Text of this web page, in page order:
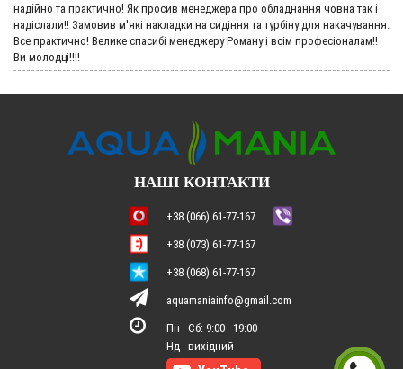
надійно та практично! Як просив менеджера про обладнання човна так і
надіслали!! Замовив м'які накладки на сидіння та турбіну для накачування.
Все практично! Велике спасибі менеджеру Роману і всім професіоналам!!
Ви молодці!!!!
НАШІ КОНТАКТИ
+38 (066) 61-77-167
+38 (073) 61-77-167
+38 (068) 61-77-167
aquamaniainfo@gmail.com
Пн - Сб: 9:00 - 19:00